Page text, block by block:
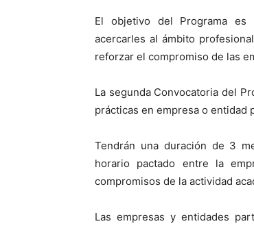
El objetivo del Programa es
acercarles al ámbito
reforzar el compromiso de las
La segunda Convocatoria del
prácticas en empresa o entidad
Tendrán una duración de 3
horario pactado entre la
compromisos de la actividad
Las empresas y entidades